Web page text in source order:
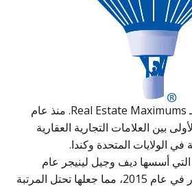
RE/MAX هي اختصار لـ Real Estate Maximums. منذ عام
الأولى بين العلامات التجارية العقارية
الولايات المتحدة وكندا.
أسسها ديف وجيل لينيجر عام
1973، 177 مليون دولار في عام 2015، مما جعلها تحتل المرتبة